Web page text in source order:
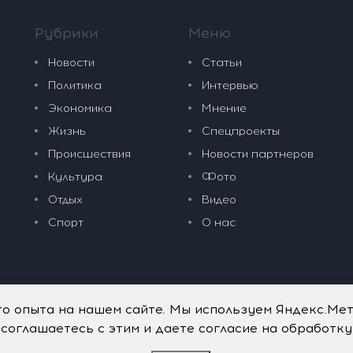
Рубрики
Новости
Политика
Экономика
Жизнь
Происшествия
Культура
Отдых
Спорт
Меню
Статьи
Интервью
Мнение
Спецпроекты
Новости партнеров
Фото
Видео
О нас
опыта на нашем сайте. Мы используем
с этим и даете согласие на